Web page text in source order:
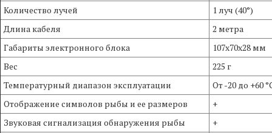
Количество лучей
1 луч (40°)
Длина кабеля
2 метра
Габариты электронного блока
107х70х28 мм
Вес
225 г
Температурный диапазон эксплуатации
От -20 до +60
Отображение символов рыбы и ее размеров
+
Звуковая сигнализация обнаружения рыбы
+